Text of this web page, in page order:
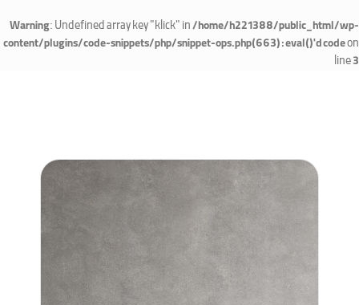
Warning: Undefined array key "klick" in/home/h221388/public_html/wp-
content/plugins/code-snippets/php/snippet-ops.php(663) : eval()'d codeon
line3